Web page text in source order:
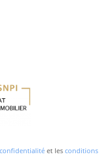
confidentialité et les conditions